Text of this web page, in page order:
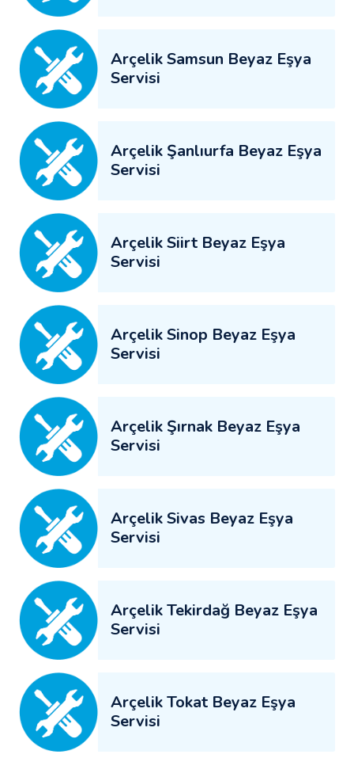
Arçelik Samsun Beyaz Eşya
Servisi
Arçelik Şanlıurfa Beyaz Eşya
Servisi
Arçelik Siirt Beyaz Eşya
Servisi
Arçelik Sinop Beyaz Eşya
Servisi
Arçelik Şırnak Beyaz Eşya
Servisi
Arçelik Sivas Beyaz Eşya
Servisi
Arçelik Tekirdağ Beyaz Eşya
Servisi
Arçelik Tokat Beyaz Eşya
Servisi